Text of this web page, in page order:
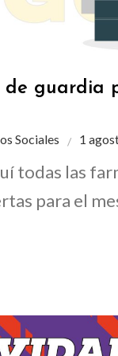
de guardia
Sociales 1
todas las
para el